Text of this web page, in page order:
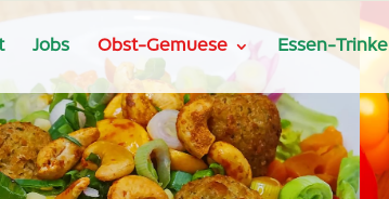
Jobs Obst-Gemuese Essen-